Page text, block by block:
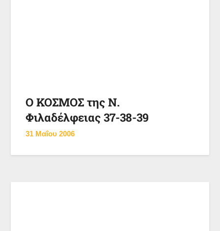
Ο ΚΟΣΜΟΣ της Ν.
Φιλαδέλφειας 37-38-39
31 Μαΐου 2006